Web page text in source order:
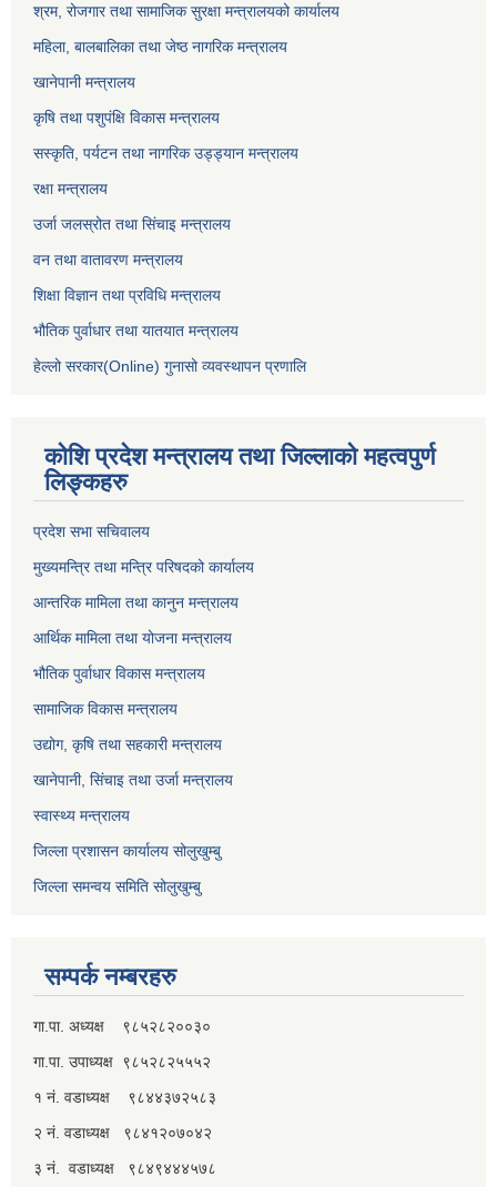
श्रम, रोजगार तथा सामाजिक सुरक्षा मन्त्रालयको कार्यालय
महिला, बालबालिका तथा जेष्ठ नागरिक मन्त्रालय
खानेपानी मन्त्रालय
कृषि तथा पशुपंक्षि विकास मन्त्रालय
सस्कृति, पर्यटन तथा नागरिक उड्ड्यान मन्त्रालय
रक्षा मन्त्रालय
उर्जा जलस्रोत तथा सिंचाइ मन्‍त्रालय
वन तथा वातावरण मन्त्रालय
शिक्षा विज्ञान तथा प्रविधि मन्त्रालय
भौतिक पुर्वाधार तथा यातयात मन्त्रालय
हेल्लो सरकार(Online) गुनासो व्यवस्थापन प्रणालि
कोशि प्रदेश मन्त्रालय तथा जिल्लाको महत्वपुर्ण
लिङ्कहरु
प्रदेश सभा सचिवालय
मुख्यमन्त्रि तथा मन्त्रि परिषदको कार्यालय
आन्तरिक मामिला तथा कानुन मन्त्रालय
आर्थिक मामिला तथा योजना मन्त्रालय
भौतिक पुर्वाधार विकास मन्त्रालय
सामाजिक विकास मन्त्रालय
उद्योग, कृषि तथा सहकारी मन्त्रालय
खानेपानी, सिंचाइ तथा उर्जा मन्त्रालय
स्वास्थ्य मन्त्रालय
जिल्ला प्रशासन कार्यालय सोलुखुम्बु
जिल्ला समन्वय समिति सोलुखुम्बु
सम्पर्क नम्बरहरु
गा.पा. अध्यक्ष ९८५२८२००३०
गा.पा. उपाध्यक्ष ९८५२८२५५५२
१ नं. वडाध्यक्ष ९८४४३७२५८३
२ नं. वडाध्यक्ष ९८४१२०७०४२
३ नं. वडाध्यक्ष ९८४९४४४५७८